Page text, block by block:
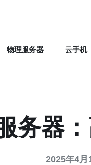
物理服务器 云手机
务器
2025年4月